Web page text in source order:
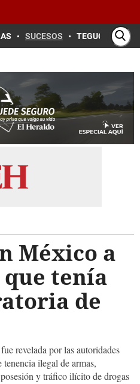
SUCESOS TEGUCIGALPA
México a
tenía
de
revelada por las autoridades
ilegal de armas,
y tráfico ilícito de drogas